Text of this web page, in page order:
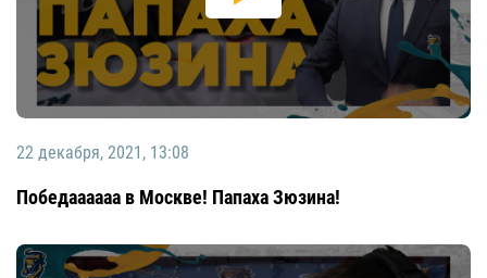
22 декабря, 2021, 13:08
Победаааааа в Москве! Папаха Зюзина!